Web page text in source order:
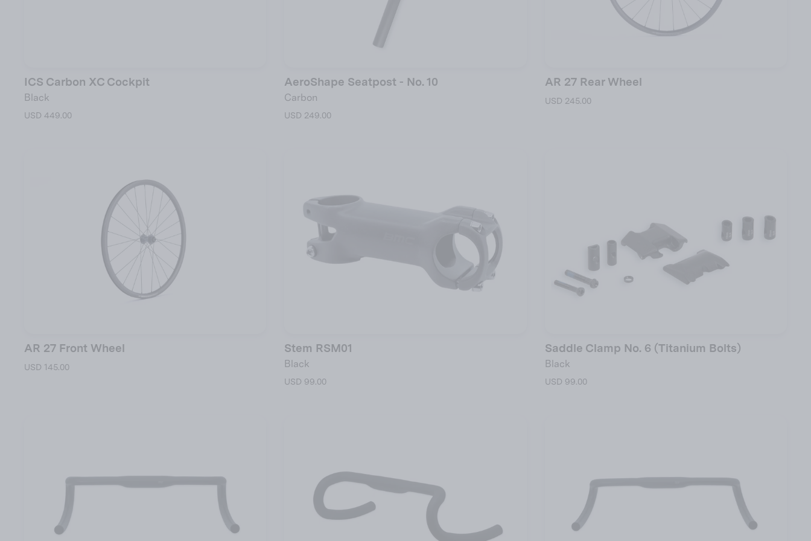
ICS Carbon XC Cockpit
Black
USD 449.00
AeroShape Seatpost - No. 10
Carbon
USD 249.00
AR 27 Rear Wheel
USD 245.00
AR 27 Front Wheel
USD 145.00
Stem RSM01
Black
USD 99.00
Saddle Clamp No. 6 (Titanium Bolts)
Black
USD 99.00